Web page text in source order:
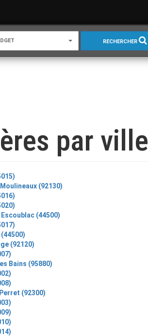
RECHERCHER
par ville
(92130)
(44500)
(92120)
Bains (95880)
(92300)